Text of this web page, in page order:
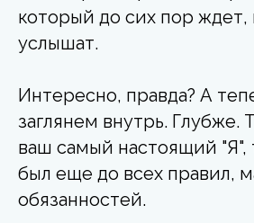
который до сих пор ждет,
услышат.
Интересно, правда? А
заглянем внутрь. Глубже.
ваш самый настоящий "Я",
был еще до всех правил,
обязанностей.